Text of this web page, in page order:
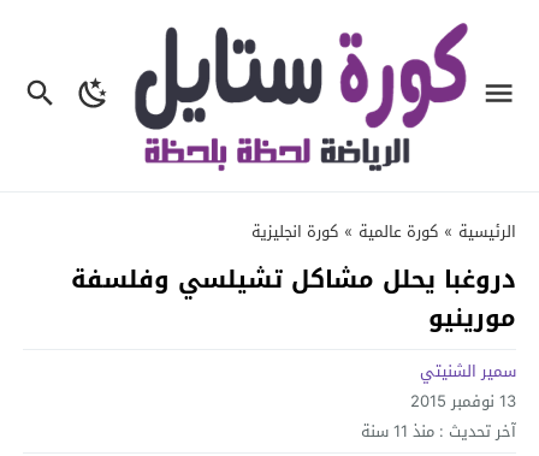
الرئيسية » كورة عالمية » كورة انجليزية
دروغبا يحلل مشاكل تشيلسي وفلسفة
مورينيو
سمير الشنيتي
13 نوفمبر 2015
آخر تحديث : منذ 11 سنة